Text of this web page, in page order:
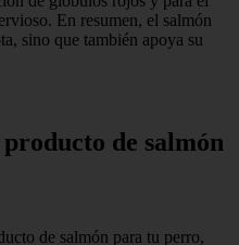
En resumen, el salmón
sino que también apoya su
de salmón
de salmón para tu perro,